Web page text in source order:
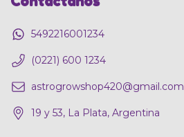
5492216001234
(0221) 600 1234
astrogrowshop420@gmail.com
19 y 53, La Plata, Argentina